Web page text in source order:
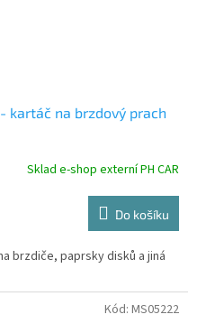
kartáč na brzdový prach
Sklad e-shop externí PH CAR
Do košíku
brzdiče, paprsky disků a jiná
Kód: MS05222